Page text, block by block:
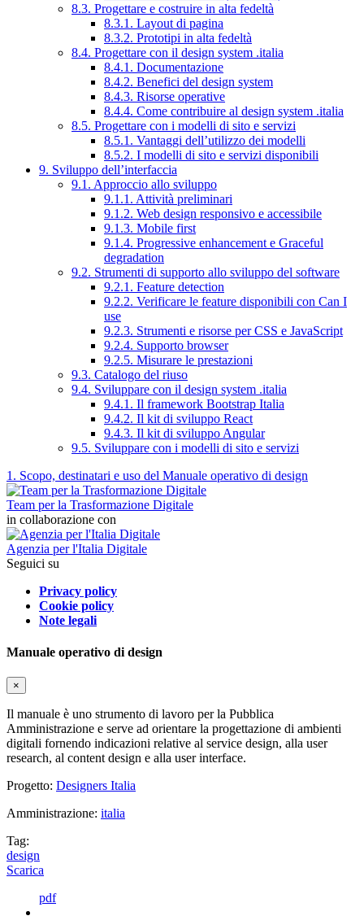
8.3. Progettare e costruire in alta fedeltà
8.3.1. Layout di pagina
8.3.2. Prototipi in alta fedeltà
8.4. Progettare con il design system .italia
8.4.1. Documentazione
8.4.2. Benefici del design system
8.4.3. Risorse operative
8.4.4. Come contribuire al design system .italia
8.5. Progettare con i modelli di sito e servizi
8.5.1. Vantaggi dell’utilizzo dei modelli
8.5.2. I modelli di sito e servizi disponibili
9. Sviluppo dell’interfaccia
9.1. Approccio allo sviluppo
9.1.1. Attività preliminari
9.1.2. Web design responsivo e accessibile
9.1.3. Mobile first
9.1.4. Progressive enhancement e Graceful
degradation
9.2. Strumenti di supporto allo sviluppo del software
9.2.1. Feature detection
9.2.2. Verificare le feature disponibili con Can I
use
9.2.3. Strumenti e risorse per CSS e JavaScript
9.2.4. Supporto browser
9.2.5. Misurare le prestazioni
9.3. Catalogo del riuso
9.4. Sviluppare con il design system .italia
9.4.1. Il framework Bootstrap Italia
9.4.2. Il kit di sviluppo React
9.4.3. Il kit di sviluppo Angular
9.5. Sviluppare con i modelli di sito e servizi
1. Scopo, destinatari e uso del Manuale operativo di design
Team per la Trasformazione Digitale
in collaborazione con
Agenzia per l'Italia Digitale
Seguici su
Privacy policy
Cookie policy
Note legali
Manuale operativo di design
×
Il manuale è uno strumento di lavoro per la Pubblica
Amministrazione e serve ad orientare la progettazione di ambienti
digitali fornendo indicazioni relative al service design, alla user
research, al content design e alla user interface.
Progetto: Designers Italia
Amministrazione: italia
Tag:
design
Scarica
pdf